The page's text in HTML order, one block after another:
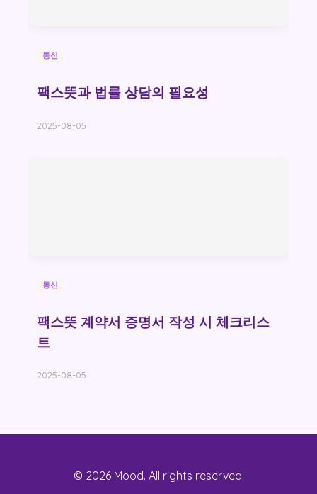
통신
팩스뜻과 법률 상담의 필요성
2025-08-05
통신
팩스뜻 계약서 증명서 작성 시 체크리스
트
2025-08-05
© 2026 Mood. All rights reserved.